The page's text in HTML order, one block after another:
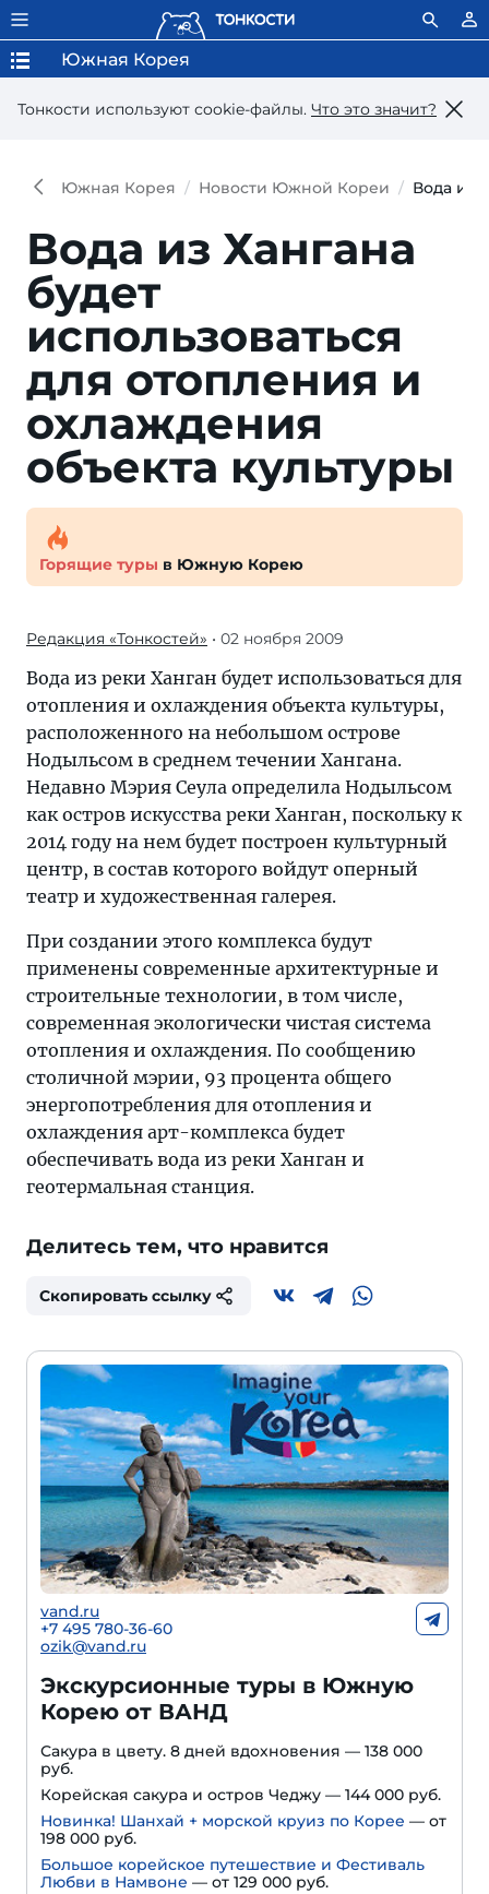
Тонкости используют сookie-файлы. Что это значит?
Южная Корея
Южная Корея Новости Южной Кореи Вода из
Вода из Хангана
будет
использоваться
для отопления и
охлаждения
объекта культуры
Горящие туры в Южную Корею
Редакция «Тонкостей» • 02 ноября 2009
Вода из реки Ханган будет использоваться для
отопления и охлаждения объекта культуры,
расположенного на небольшом острове
Нодыльсом в среднем течении Хангана.
Недавно Мэрия Сеула определила Нодыльсом
как остров искусства реки Ханган, поскольку к
2014 году на нем будет построен культурный
центр, в состав которого войдут оперный
театр и художественная галерея.
При создании этого комплекса будут
применены современные архитектурные и
строительные технологии, в том числе,
современная экологически чистая система
отопления и охлаждения. По сообщению
столичной мэрии, 93 процента общего
энергопотребления для отопления и
охлаждения арт-комплекса будет
обеспечивать вода из реки Ханган и
геотермальная станция.
Делитесь тем, что нравится
Скопировать ссылку
vand.ru
+7 495 780-36-60
ozik@vand.ru
Экскурсионные туры в Южную
Корею от ВАНД
Сакура в цвету. 8 дней вдохновения — 138 000
руб.
Корейская сакура и остров Чеджу — 144 000 руб.
Новинка! Шанхай + морской круиз по Корее — от
198 000 руб.
Большое корейское путешествие и Фестиваль
Любви в Намвоне — от 129 000 руб.